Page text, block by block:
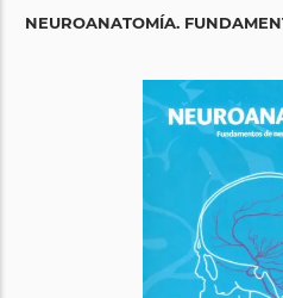
NEUROANATOMÍA.